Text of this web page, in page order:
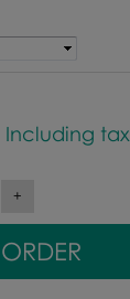
Including tax